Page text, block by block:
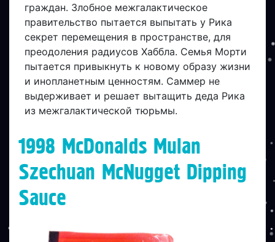
граждан. Злобное межгалактическое
правительство пытается выпытать у Рика
секрет перемещения в пространстве, для
преодоления радиусов Хаббла. Семья Морти
пытается привыкнуть к новому образу жизни
и инопланетным ценностям. Саммер не
выдерживает и решает вытащить деда Рика
из межгалактической тюрьмы.
1998 McDonalds Mulan
Szechuan McNugget Dipping
Sauce